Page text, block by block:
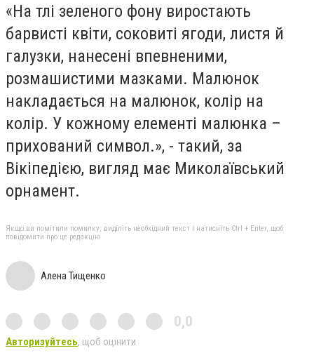
«На тлі зеленого фону виростають
барвисті квіти, соковиті ягоди, листя й
галузки, нанесені впевненими,
розмашистими мазками. Малюнок
накладається на малюнок, колір на
колір. У кожному елементі малюнка –
прихований символ.», - такий, за
Вікіпедією, вигляд має Миколаївський
орнамент.
Якщо ви помітили помилку, виділіть необхідний текст і натисніть Ctrl + Enter, щоб
повідомити про це редакцію
Алена Тищенко
0,0
Авторизуйтесь, щоб оцінити